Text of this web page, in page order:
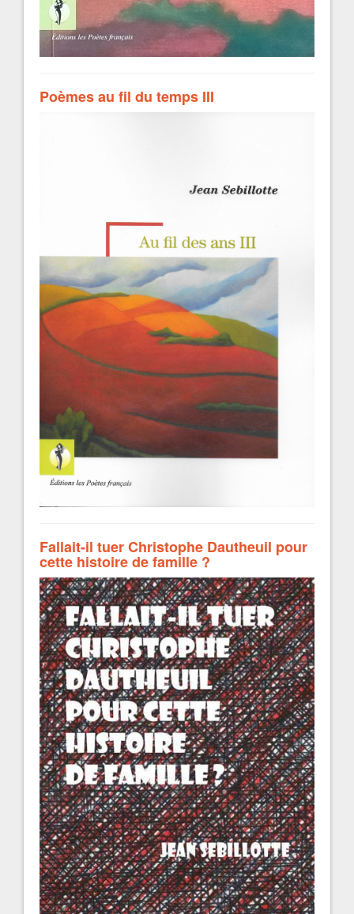
Poèmes au fil du temps III
Fallait-il tuer Christophe Dautheuil pour
cette histoire de famille ?